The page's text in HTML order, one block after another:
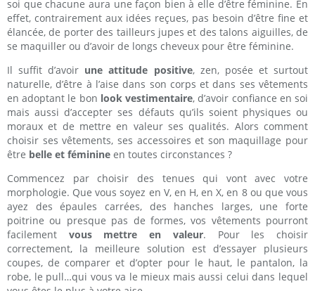
soi que chacune aura une façon bien à elle d’être féminine. En
effet, contrairement aux idées reçues, pas besoin d’être fine et
élancée, de porter des tailleurs jupes et des talons aiguilles, de
se maquiller ou d’avoir de longs cheveux pour être féminine.
Il suffit d’avoir une attitude positive, zen, posée et surtout
naturelle, d’être à l’aise dans son corps et dans ses vêtements
en adoptant le bon look vestimentaire, d’avoir confiance en soi
mais aussi d’accepter ses défauts qu’ils soient physiques ou
moraux et de mettre en valeur ses qualités. Alors comment
choisir ses vêtements, ses accessoires et son maquillage pour
être belle et féminine en toutes circonstances ?
Commencez par choisir des tenues qui vont avec votre
morphologie. Que vous soyez en V, en H, en X, en 8 ou que vous
ayez des épaules carrées, des hanches larges, une forte
poitrine ou presque pas de formes, vos vêtements pourront
facilement vous mettre en valeur. Pour les choisir
correctement, la meilleure solution est d’essayer plusieurs
coupes, de comparer et d’opter pour le haut, le pantalon, la
robe, le pull…qui vous va le mieux mais aussi celui dans lequel